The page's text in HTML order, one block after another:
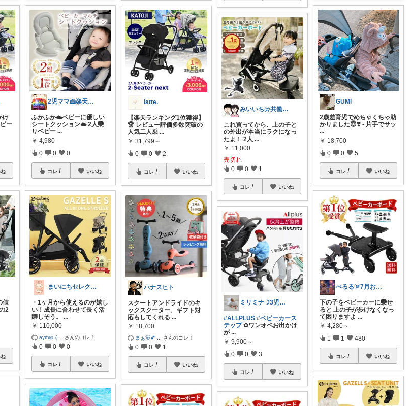
け
ー
値
2
2児ママ🍰楽天購入年間¥200万！🍰
ふかふか☁️ベビーに優しい
シートクッション☁️ 2人乗
りベビー ...
￥ 4,980
0 0 0
コレ いいね
まいにちセレクトdays
・1ヶ月から使えるのが嬉し
い！成長に合わせて長く活
躍しそう。...
￥ 110,000
aym🥨 ( さんのコレ！
0 0 0
コレ いいね
latte.
【楽天ランキング1位獲得】
🏆 レビュー評価多数突破の
人気二人乗 ...
￥ 31,799～
0 0 2
コレ いいね
ハナスヒト
スクートアンドライドのキ
ックスクーター、ギフト対
応もしてくれる ...
￥ 18,700
まぁ🐻💕 さんのコレ！
0 0 1
コレ いいね
みいいち@共働き夫婦のQOL向上ROOM
これ買ってから、上の子と
の外出が本当にラクになっ
たよ！ 2人 ...
￥ 11,000
売切れ
0 0 1
コレ いいね
ミリミナ☽3児の保育士ママ第4子妊娠中
#ALLPLUS #ベビーカース
テップ✿ワンオペお出かけ
が ...
￥ 9,900～
0 0 3
コレ いいね
GUMI
2歳差育児でめちゃくちゃ助
かりました😇❣️ • 片手でサッ
...
￥ 18,700
0 0 5
コレ いいね
ぺるる🌞7月お疲れ様でした😊
下の子をベビーカーに乗せ
ると 上の子が歩けなくなっ
て困りますよ ...
￥ 4,280～
1 1 480
コレ いいね